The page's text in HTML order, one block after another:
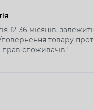
12-36 місяців,
товару
прав споживачів"